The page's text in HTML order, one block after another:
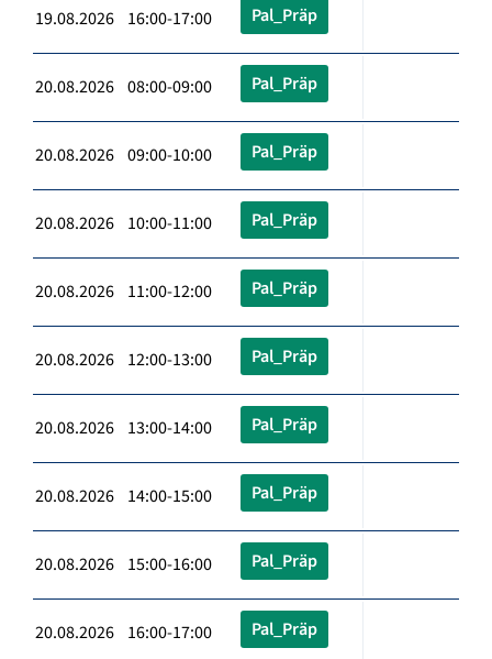
19.08.2026 16:00-17:00 Pal_Präp
20.08.2026 08:00-09:00 Pal_Präp
20.08.2026 09:00-10:00 Pal_Präp
20.08.2026 10:00-11:00 Pal_Präp
20.08.2026 11:00-12:00 Pal_Präp
20.08.2026 12:00-13:00 Pal_Präp
20.08.2026 13:00-14:00 Pal_Präp
20.08.2026 14:00-15:00 Pal_Präp
20.08.2026 15:00-16:00 Pal_Präp
20.08.2026 16:00-17:00 Pal_Präp